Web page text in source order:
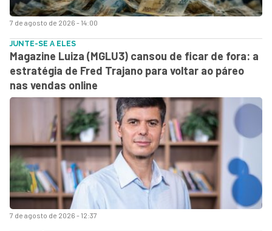
7 de agosto de 2026 - 14:00
7 de agosto de 2026 - 12:37
JUNTE-SE A ELES
Magazine Luiza (MGLU3) cansou de ficar de fora: a
estratégia de Fred Trajano para voltar ao páreo
nas vendas online